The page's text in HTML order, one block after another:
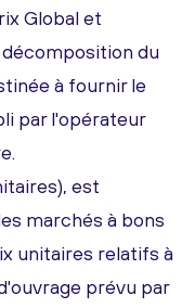
Global et
du
à fournir le
par l'opérateur
est
marchés à bons
unitaires relatifs à
prévu par